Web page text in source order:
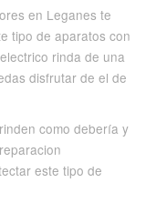
en Leganes te
tipo de aparatos con
rinda de una
disfrutar de el de
como debería y
este tipo de